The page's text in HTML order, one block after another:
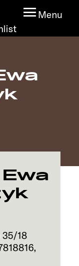
Menu
35/18
,